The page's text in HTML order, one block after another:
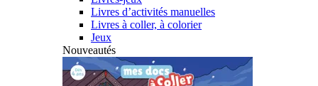
Livres d’activités manuelles
Livres à coller, à colorier
Jeux
Nouveautés